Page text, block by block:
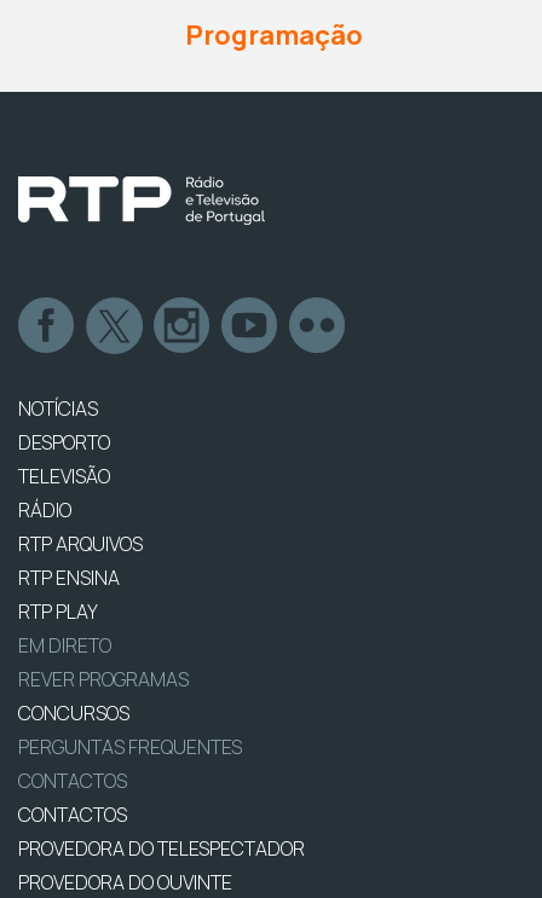
Programação
NOTÍCIAS
DESPORTO
TELEVISÃO
RÁDIO
RTP ARQUIVOS
RTP ENSINA
RTP PLAY
EM DIRETO
REVER PROGRAMAS
CONCURSOS
PERGUNTAS FREQUENTES
CONTACTOS
CONTACTOS
PROVEDORA DO TELESPECTADOR
PROVEDORA DO OUVINTE